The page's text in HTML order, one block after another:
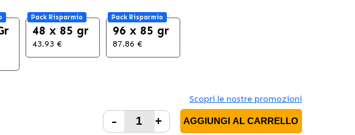
Pack Risparmio
48 x 85 gr
43.93 €
Pack Risparmio
96 x 85 gr
87.86 €
Scopri le nostre promozioni
- + AGGIUNGI AL CARRELLO